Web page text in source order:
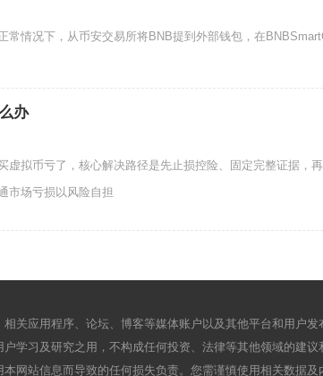
常情况下，从币安交易所将BNB提到外部钱包，在
办
虚拟币亏了，核心解决路径是先止损控险、固定完整证据，
市场亏损以风险自担
关应用程序、论坛、博客等媒体账户以及其他平台和用户
学习及研究之用，不构成任何投资、法律等其他领域的建
本网站信息而导致的任何损失负责。您需谨慎使用相关数据